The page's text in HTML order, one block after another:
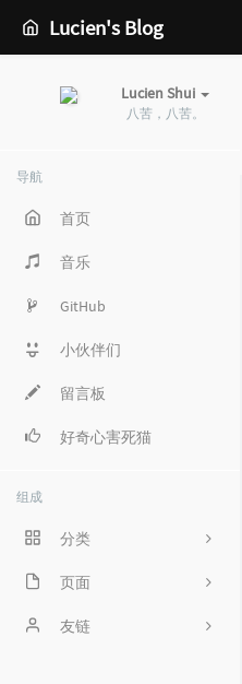
Lucien's Blog
Lucien Shui
八苦，八苦。
导航
首页
音乐
GitHub
小伙伴们
留言板
好奇心害死猫
组成
分类
程序人生
ACM
页面
好奇心害死猫
友链